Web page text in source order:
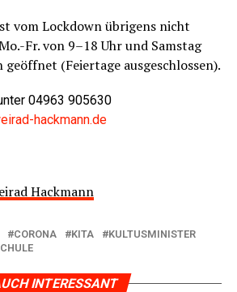
vom Lock­down übri­gens nicht
Fr. von 9–18 Uhr und Sams­tag
geöff­net (Fei­er­ta­ge ausgeschlossen).
04963 905630
hackmann.de
Hack­mann
CORONA KITA
KULTUSMINISTER
INTERESSANT